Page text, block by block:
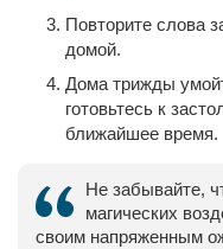
Повторите слова
домой.
Дома трижды
готовьтесь к
ближайшее время.
Не забывайте,
магических
своим напряженным